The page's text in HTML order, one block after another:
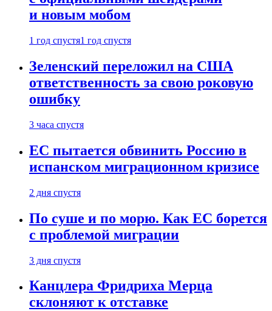
и новым мобом
1 год спустя1 год спустя
Зеленский переложил на США
ответственность за свою роковую
ошибку
3 часа спустя
ЕС пытается обвинить Россию в
испанском миграционном кризисе
2 дня спустя
По суше и по морю. Как ЕС борется
с проблемой миграции
3 дня спустя
Канцлера Фридриха Мерца
склоняют к отставке